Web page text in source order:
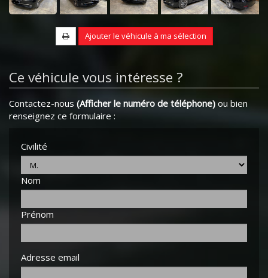
Ajouter le véhicule à ma sélection
Ce véhicule vous intéresse ?
Contactez-nous (Afficher le numéro de téléphone) ou bien
renseignez ce formulaire :
Civilité
Nom
Prénom
Adresse email